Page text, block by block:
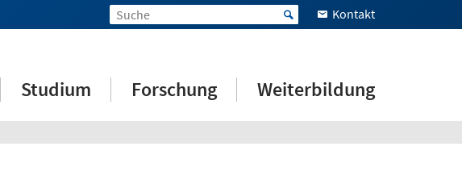
Kontakt
Studium Forschung Weiterbildung